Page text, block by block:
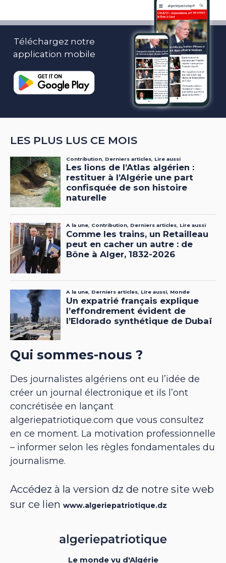
Téléchargez notre
application mobile
LES PLUS LUS CE MOIS
Qui sommes-nous ?
Des journalistes algériens ont eu l’idée de
créer un journal électronique et ils l’ont
concrétisée en lançant
algeriepatriotique.com que vous consultez
en ce moment. La motivation professionnelle
– informer selon les règles fondamentales du
journalisme.
Accédez à la version dz de notre site web
sur ce lien www.algeriepatriotique.dz
Le monde vu d'Algérie